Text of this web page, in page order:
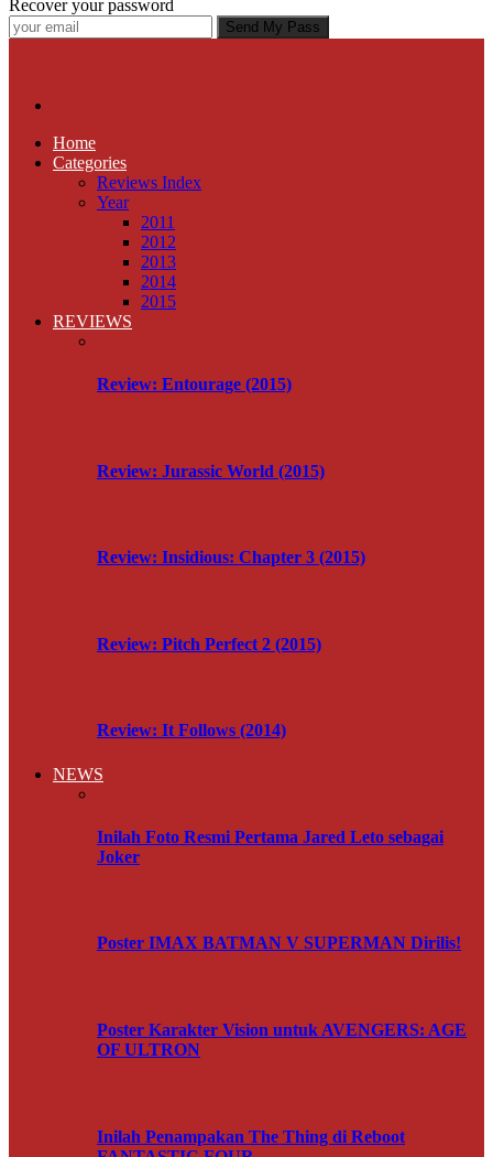
Recover your password
Home
Categories
Reviews Index
Year
2011
2012
2013
2014
2015
REVIEWS
Review: Entourage (2015)
Review: Jurassic World (2015)
Review: Insidious: Chapter 3 (2015)
Review: Pitch Perfect 2 (2015)
Review: It Follows (2014)
NEWS
Inilah Foto Resmi Pertama Jared Leto sebagai
Joker
Poster IMAX BATMAN V SUPERMAN Dirilis!
Poster Karakter Vision untuk AVENGERS: AGE
OF ULTRON
Inilah Penampakan The Thing di Reboot